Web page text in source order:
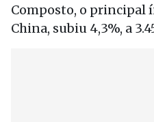
Composto, o principal
China, subiu 4,3%, a